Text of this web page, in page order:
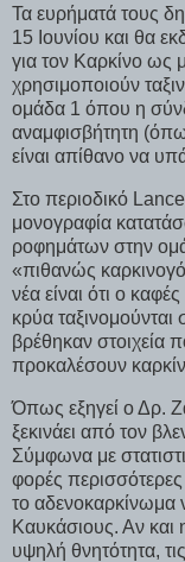
Τα ευρήματά τους
15 Ιουνίου και θα
για τον Καρκίνο ως
χρησιμοποιούν
ομάδα 1 όπου η
αναμφισβήτητη
είναι απίθανο να
Στο περιοδικό
μονογραφία
ροφημάτων στην
«πιθανώς
νέα είναι ότι ο
κρύα
βρέθηκαν στοιχεία
προκαλέσουν
Όπως εξηγεί ο Δρ.
ξεκινάει από τον
Σύμφωνα με
φορές
το αδενοκαρκίνωμα
Καυκάσιους. Αν
υψηλή θνητότητα,